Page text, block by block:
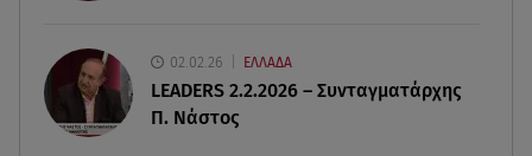
08.08.26 , 17:44
Νεκρή μεγαλόσωμη αρκούδα στην Καστοριά,
πιθανόν από πυροβολισμό
02.02.26 ΕΛΛΑΔΑ
LEADERS 2.2.2026 – Συνταγματάρχης
Π. Νάστος